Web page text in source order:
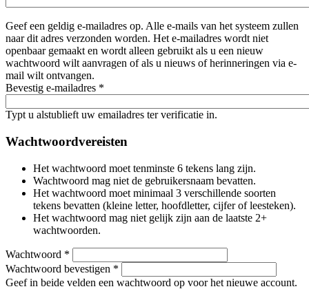
Geef een geldig e-mailadres op. Alle e-mails van het systeem zullen
naar dit adres verzonden worden. Het e-mailadres wordt niet
openbaar gemaakt en wordt alleen gebruikt als u een nieuw
wachtwoord wilt aanvragen of als u nieuws of herinneringen via e-
mail wilt ontvangen.
Bevestig e-mailadres *
Typt u alstublieft uw emailadres ter verificatie in.
Wachtwoordvereisten
Het wachtwoord moet tenminste 6 tekens lang zijn.
Wachtwoord mag niet de gebruikersnaam bevatten.
Het wachtwoord moet minimaal 3 verschillende soorten
tekens bevatten (kleine letter, hoofdletter, cijfer of leesteken).
Het wachtwoord mag niet gelijk zijn aan de laatste 2+
wachtwoorden.
Wachtwoord *
Wachtwoord bevestigen *
Geef in beide velden een wachtwoord op voor het nieuwe account.